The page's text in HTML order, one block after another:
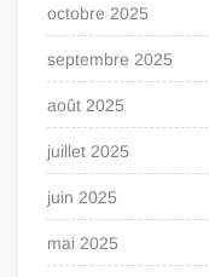
octobre 2025
septembre 2025
août 2025
juillet 2025
juin 2025
mai 2025